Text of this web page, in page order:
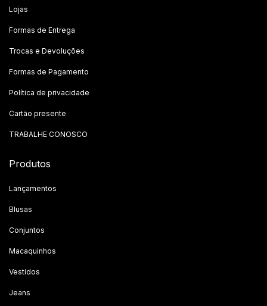
Lojas
Formas de Entrega
Trocas e Devoluções
Formas de Pagamento
Política de privacidade
Cartão presente
TRABALHE CONOSCO
Produtos
Lançamentos
Blusas
Conjuntos
Macaquinhos
Vestidos
Jeans